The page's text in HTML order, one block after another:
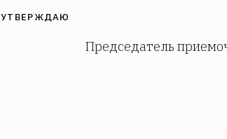
УТВЕРЖДАЮ
Председатель